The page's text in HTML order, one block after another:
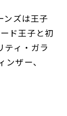
ンズは王子
ド王子と初
ティ・ガラ
ザー、